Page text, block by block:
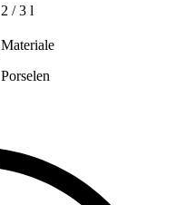
2 / 3 l
Materiale
Porselen